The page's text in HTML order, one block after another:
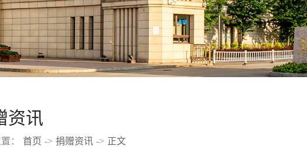
资讯
： 首页 -> 捐赠资讯 -> 正文